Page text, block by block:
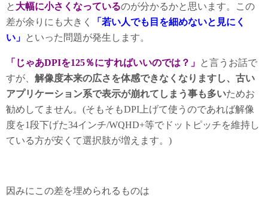
と 大幅に小さくなっているのが分かるかと思います。この
差が余りにも大きく
「若い人でも目を細めないと見にく
い」 といった問題が発生します。
「じゃあDPIを125％にすればいいのでは？」 と言うお話で
すが、 解像度本来の広さを体感できなくなりますし、古い
アプリケーション系で表示が崩れてしまう事も多いためお
勧めしてません。(そもそもDPI上げて使うのであれば解像
度を1段下げた34インチ/WQHD+等でドットピッチを維持し
ている方が安くて選択肢が増えます。)
因みにこの差を埋められるものは